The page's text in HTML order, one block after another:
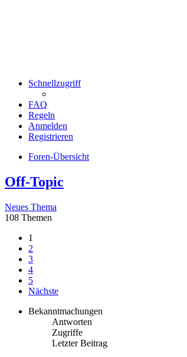
Schnellzugriff
FAQ
Regeln
Anmelden
Registrieren
Foren-Übersicht
Off-Topic
Neues Thema
108 Themen
1
2
3
4
5
Nächste
Bekanntmachungen
Antworten
Zugriffe
Letzter Beitrag